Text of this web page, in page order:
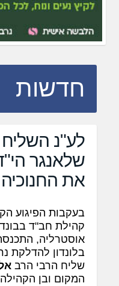
חדשות
לע"נ
שלאנגר
את החנוכיה
בעקבות הפיגוע
קהילת חב"ד
אוסטרליה,
בלונדון להדלקת
שליח הרבי הרב
המקום ובן